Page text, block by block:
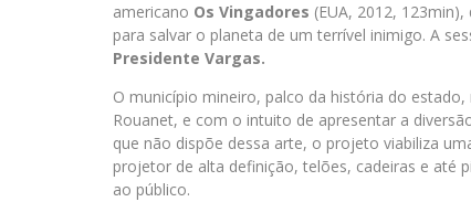
americano Os Vingadores (EUA, 2012,
para salvar o planeta de um terrível inimigo. A
Presidente Vargas.
O município mineiro, palco da história do
Rouanet, e com o intuito de apresentar a
que não dispõe dessa arte, o projeto viabiliza
projetor de alta definição, telões, cadeiras e até
ao público.